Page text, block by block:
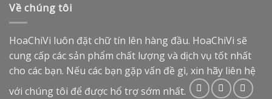
Về chúng tôi
HoaChiVi luôn đặt chữ tín lên hàng đầu. HoaChiVi sẽ
cung cấp các sản phẩm chất lượng và dịch vụ tốt nhất
cho các bạn. Nếu các bạn gặp vấn đề gì, xin hãy liên hệ
với chúng tôi để được hổ trợ sớm nhất.